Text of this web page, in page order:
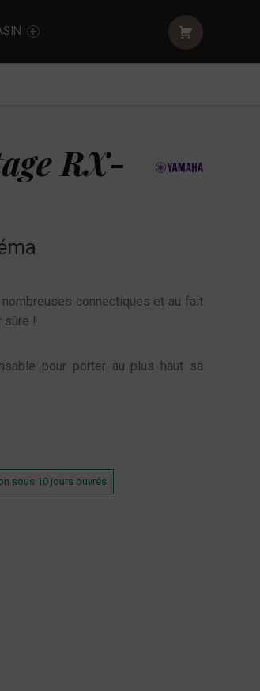
RX-
connectiques et au fait
sûre !
pour porter au plus haut sa
sous 10 jours ouvrés